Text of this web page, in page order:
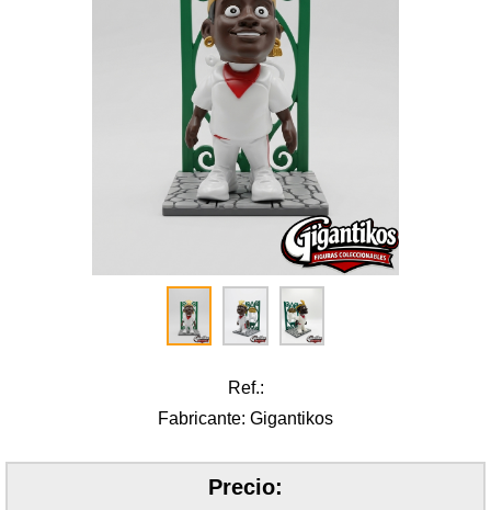
Ref.:
Fabricante: Gigantikos
Precio: